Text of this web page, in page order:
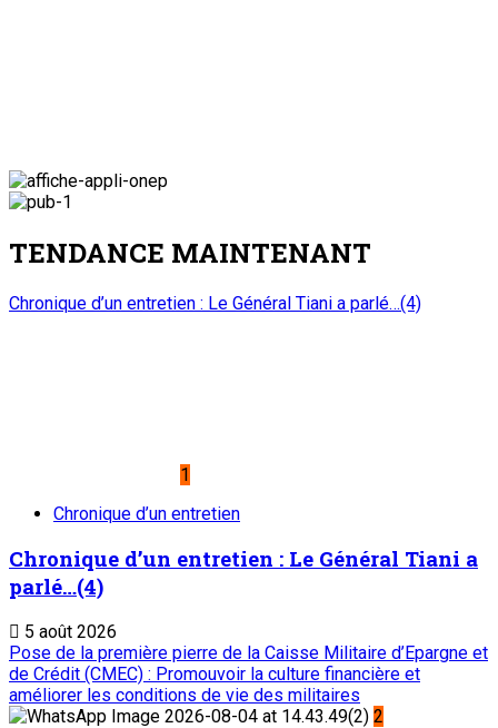
TENDANCE MAINTENANT
Chronique d’un entretien : Le Général Tiani a parlé…(4)
1
Chronique d’un entretien
Chronique d’un entretien : Le Général Tiani a
parlé…(4)
5 août 2026
Pose de la première pierre de la Caisse Militaire d’Epargne et
de Crédit (CMEC) : Promouvoir la culture financière et
améliorer les conditions de vie des militaires
2